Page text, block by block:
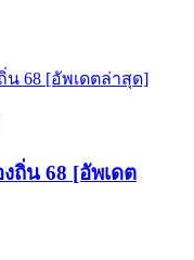
ถิ่น 68 [อัพเดต